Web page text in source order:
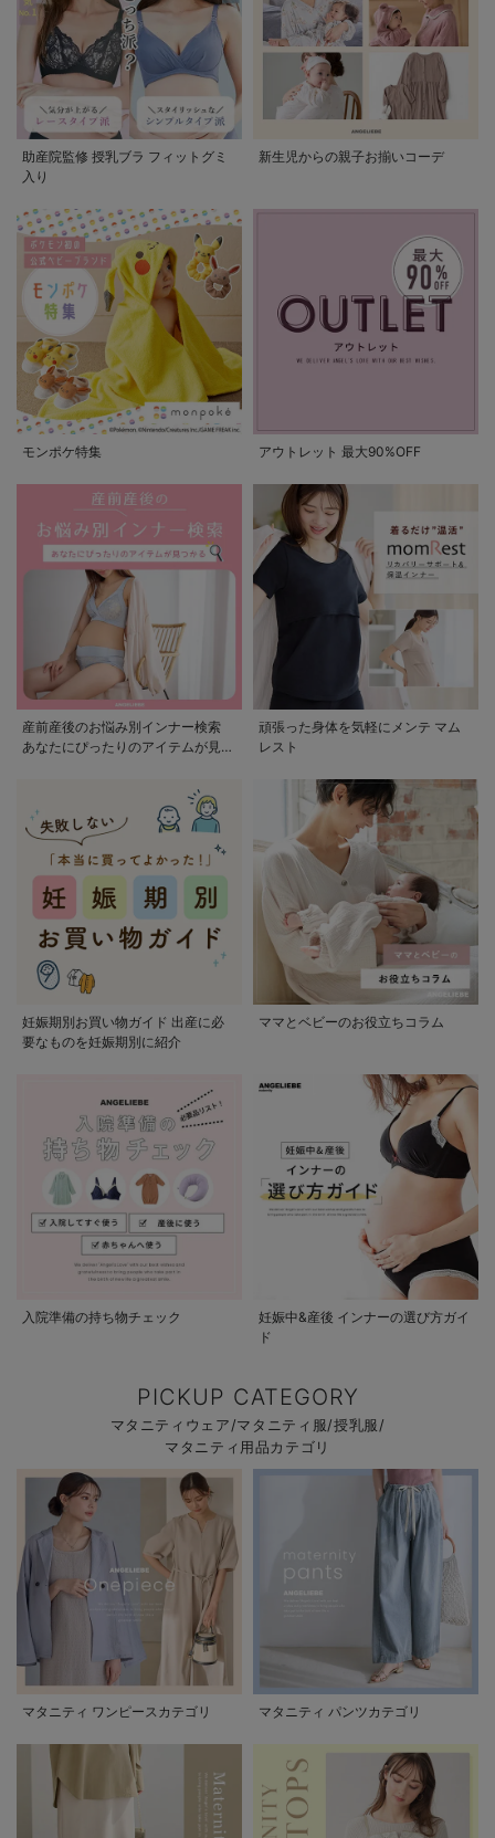
助産院監修 授乳ブラ フィットグミ
入り
新生児からの親子お揃いコーデ
モンポケ特集 アウトレット 最大90%OFF
産前産後のお悩み別インナー検索
あなたにぴったりのアイテムが見つ
頑張った身体を気軽にメンテ マム
レスト
妊娠期別お買い物ガイド 出産に必
要なものを妊娠期別に紹介
ママとベビーのお役立ちコラム
入院準備の持ち物チェック
妊娠中&産後 インナーの選び方ガイ
ド
PICKUP CATEGORY
マタニティウェア/マタニティ服/授乳服/
マタニティ用品カテゴリ
マタニティ ワンピースカテゴリ マタニティ パンツカテゴリ